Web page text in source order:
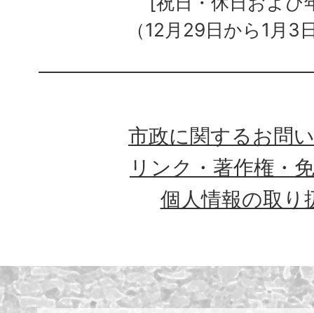
（12月29日から1月3
市政に関するお問
リンク・著作権・
個人情報の取り